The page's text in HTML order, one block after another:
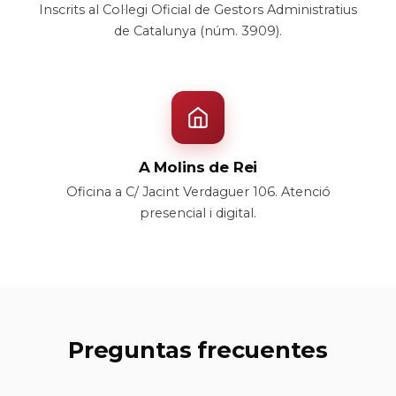
Inscrits al Col·legi Oficial de Gestors Administratius
de Catalunya (núm. 3909).
A Molins de Rei
Oficina a C/ Jacint Verdaguer 106. Atenció
presencial i digital.
Preguntas frecuentes